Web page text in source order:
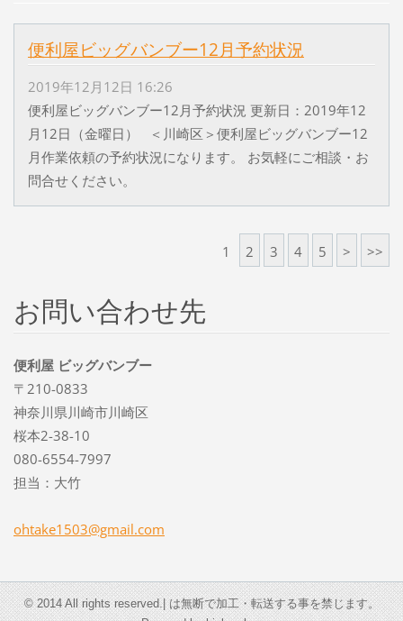
便利屋ビッグバンブー12月予約状況
2019年12月12日 16:26
便利屋ビッグバンブー12月予約状況 更新日：2019年12
月12日（金曜日） ＜川崎区＞便利屋ビッグバンブー12
月作業依頼の予約状況になります。 お気軽にご相談・お
問合せください。
1 2 3 4 5 > >>
お問い合わせ先
便利屋 ビッグバンブー
〒210-0833
神奈川県川崎市川崎区
桜本2-38-10
080-6554-7997
担当：大竹
ohtake1503@gmail.com
© 2014 All rights reserved.| は無断で加工・転送する事を禁じます。